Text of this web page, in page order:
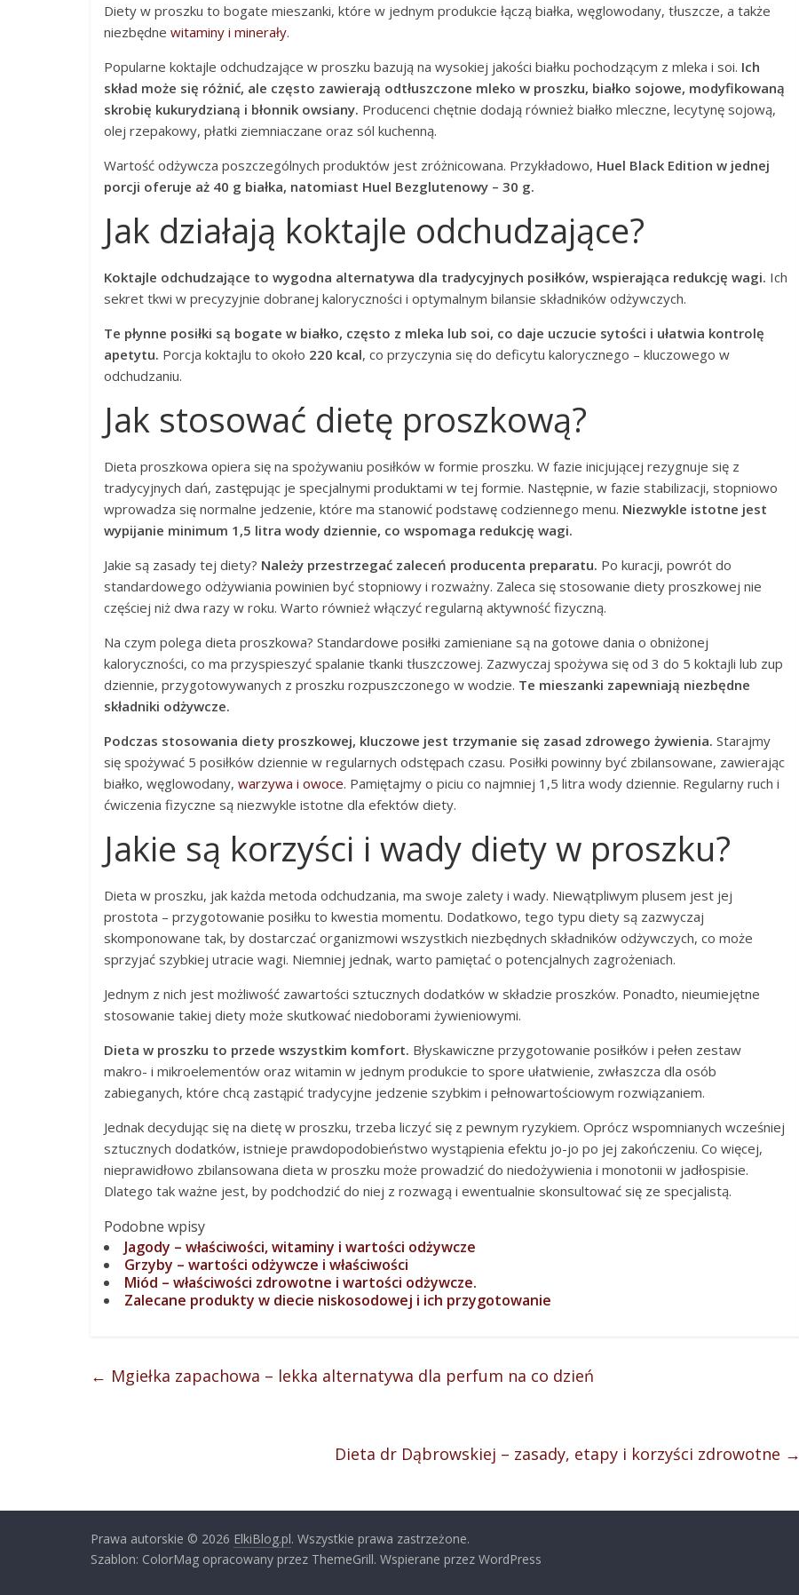
Diety w proszku to bogate mieszanki, które w jednym produkcie łączą białka, węglowodany, tłuszcze, a także
niezbędne witaminy i minerały.
Popularne koktajle odchudzające w proszku bazują na wysokiej jakości białku pochodzącym z mleka i soi. Ich
skład może się różnić, ale często zawierają odtłuszczone mleko w proszku, białko sojowe, modyfikowaną
skrobię kukurydzianą i błonnik owsiany. Producenci chętnie dodają również białko mleczne, lecytynę sojową,
olej rzepakowy, płatki ziemniaczane oraz sól kuchenną.
Wartość odżywcza poszczególnych produktów jest zróżnicowana. Przykładowo, Huel Black Edition w jednej
porcji oferuje aż 40 g białka, natomiast Huel Bezglutenowy – 30 g.
Jak działają koktajle odchudzające?
Koktajle odchudzające to wygodna alternatywa dla tradycyjnych posiłków, wspierająca redukcję wagi. Ich
sekret tkwi w precyzyjnie dobranej kaloryczności i optymalnym bilansie składników odżywczych.
Te płynne posiłki są bogate w białko, często z mleka lub soi, co daje uczucie sytości i ułatwia kontrolę
apetytu. Porcja koktajlu to około 220 kcal, co przyczynia się do deficytu kalorycznego – kluczowego w
odchudzaniu.
Jak stosować dietę proszkową?
Dieta proszkowa opiera się na spożywaniu posiłków w formie proszku. W fazie inicjującej rezygnuje się z
tradycyjnych dań, zastępując je specjalnymi produktami w tej formie. Następnie, w fazie stabilizacji, stopniowo
wprowadza się normalne jedzenie, które ma stanowić podstawę codziennego menu. Niezwykle istotne jest
wypijanie minimum 1,5 litra wody dziennie, co wspomaga redukcję wagi.
Jakie są zasady tej diety? Należy przestrzegać zaleceń producenta preparatu. Po kuracji, powrót do
standardowego odżywiania powinien być stopniowy i rozważny. Zaleca się stosowanie diety proszkowej nie
częściej niż dwa razy w roku. Warto również włączyć regularną aktywność fizyczną.
Na czym polega dieta proszkowa? Standardowe posiłki zamieniane są na gotowe dania o obniżonej
kaloryczności, co ma przyspieszyć spalanie tkanki tłuszczowej. Zazwyczaj spożywa się od 3 do 5 koktajli lub zup
dziennie, przygotowywanych z proszku rozpuszczonego w wodzie. Te mieszanki zapewniają niezbędne
składniki odżywcze.
Podczas stosowania diety proszkowej, kluczowe jest trzymanie się zasad zdrowego żywienia. Starajmy
się spożywać 5 posiłków dziennie w regularnych odstępach czasu. Posiłki powinny być zbilansowane, zawierając
białko, węglowodany, warzywa i owoce. Pamiętajmy o piciu co najmniej 1,5 litra wody dziennie. Regularny ruch i
ćwiczenia fizyczne są niezwykle istotne dla efektów diety.
Jakie są korzyści i wady diety w proszku?
Dieta w proszku, jak każda metoda odchudzania, ma swoje zalety i wady. Niewątpliwym plusem jest jej
prostota – przygotowanie posiłku to kwestia momentu. Dodatkowo, tego typu diety są zazwyczaj
skomponowane tak, by dostarczać organizmowi wszystkich niezbędnych składników odżywczych, co może
sprzyjać szybkiej utracie wagi. Niemniej jednak, warto pamiętać o potencjalnych zagrożeniach.
Jednym z nich jest możliwość zawartości sztucznych dodatków w składzie proszków. Ponadto, nieumiejętne
stosowanie takiej diety może skutkować niedoborami żywieniowymi.
Dieta w proszku to przede wszystkim komfort. Błyskawiczne przygotowanie posiłków i pełen zestaw
makro- i mikroelementów oraz witamin w jednym produkcie to spore ułatwienie, zwłaszcza dla osób
zabieganych, które chcą zastąpić tradycyjne jedzenie szybkim i pełnowartościowym rozwiązaniem.
Jednak decydując się na dietę w proszku, trzeba liczyć się z pewnym ryzykiem. Oprócz wspomnianych wcześniej
sztucznych dodatków, istnieje prawdopodobieństwo wystąpienia efektu jo-jo po jej zakończeniu. Co więcej,
nieprawidłowo zbilansowana dieta w proszku może prowadzić do niedożywienia i monotonii w jadłospisie.
Dlatego tak ważne jest, by podchodzić do niej z rozwagą i ewentualnie skonsultować się ze specjalistą.
Podobne wpisy
Jagody – właściwości, witaminy i wartości odżywcze
Grzyby – wartości odżywcze i właściwości
Miód – właściwości zdrowotne i wartości odżywcze.
Zalecane produkty w diecie niskosodowej i ich przygotowanie
← Mgiełka zapachowa – lekka alternatywa dla perfum na co dzień
Dieta dr Dąbrowskiej – zasady, etapy i korzyści zdrowotne →
Prawa autorskie © 2026 ElkiBlog.pl. Wszystkie prawa zastrzeżone.
Szablon: ColorMag opracowany przez ThemeGrill. Wspierane przez WordPress